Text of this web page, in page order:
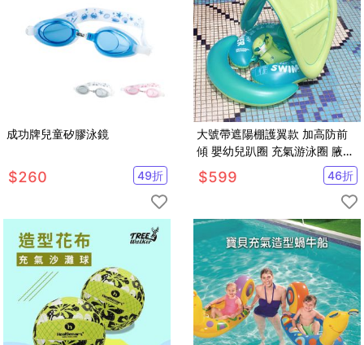
成功牌兒童矽膠泳鏡
$260 49折
大號帶遮陽棚護翼款 加高防前
傾 嬰幼兒趴圈 充氣游泳圈 腋下
圈 寶寶爬爬圈【SV61213】
$599 46折